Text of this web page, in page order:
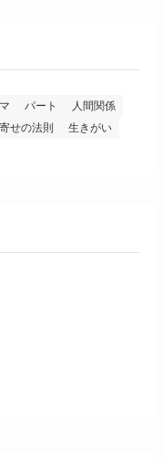
パート
人間関係
せの法則
生きがい